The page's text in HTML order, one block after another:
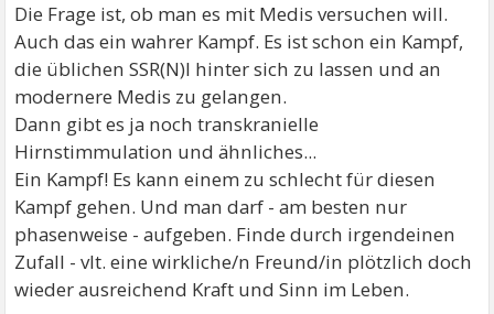
Die Frage ist, ob man es mit Medis versuchen will.
Auch das ein wahrer Kampf. Es ist schon ein Kampf,
die üblichen SSR(N)I hinter sich zu lassen und an
modernere Medis zu gelangen.
Dann gibt es ja noch transkranielle
Hirnstimmulation und ähnliches...
Ein Kampf! Es kann einem zu schlecht für diesen
Kampf gehen. Und man darf - am besten nur
phasenweise - aufgeben. Finde durch irgendeinen
Zufall - vlt. eine wirkliche/n Freund/in plötzlich doch
wieder ausreichend Kraft und Sinn im Leben.